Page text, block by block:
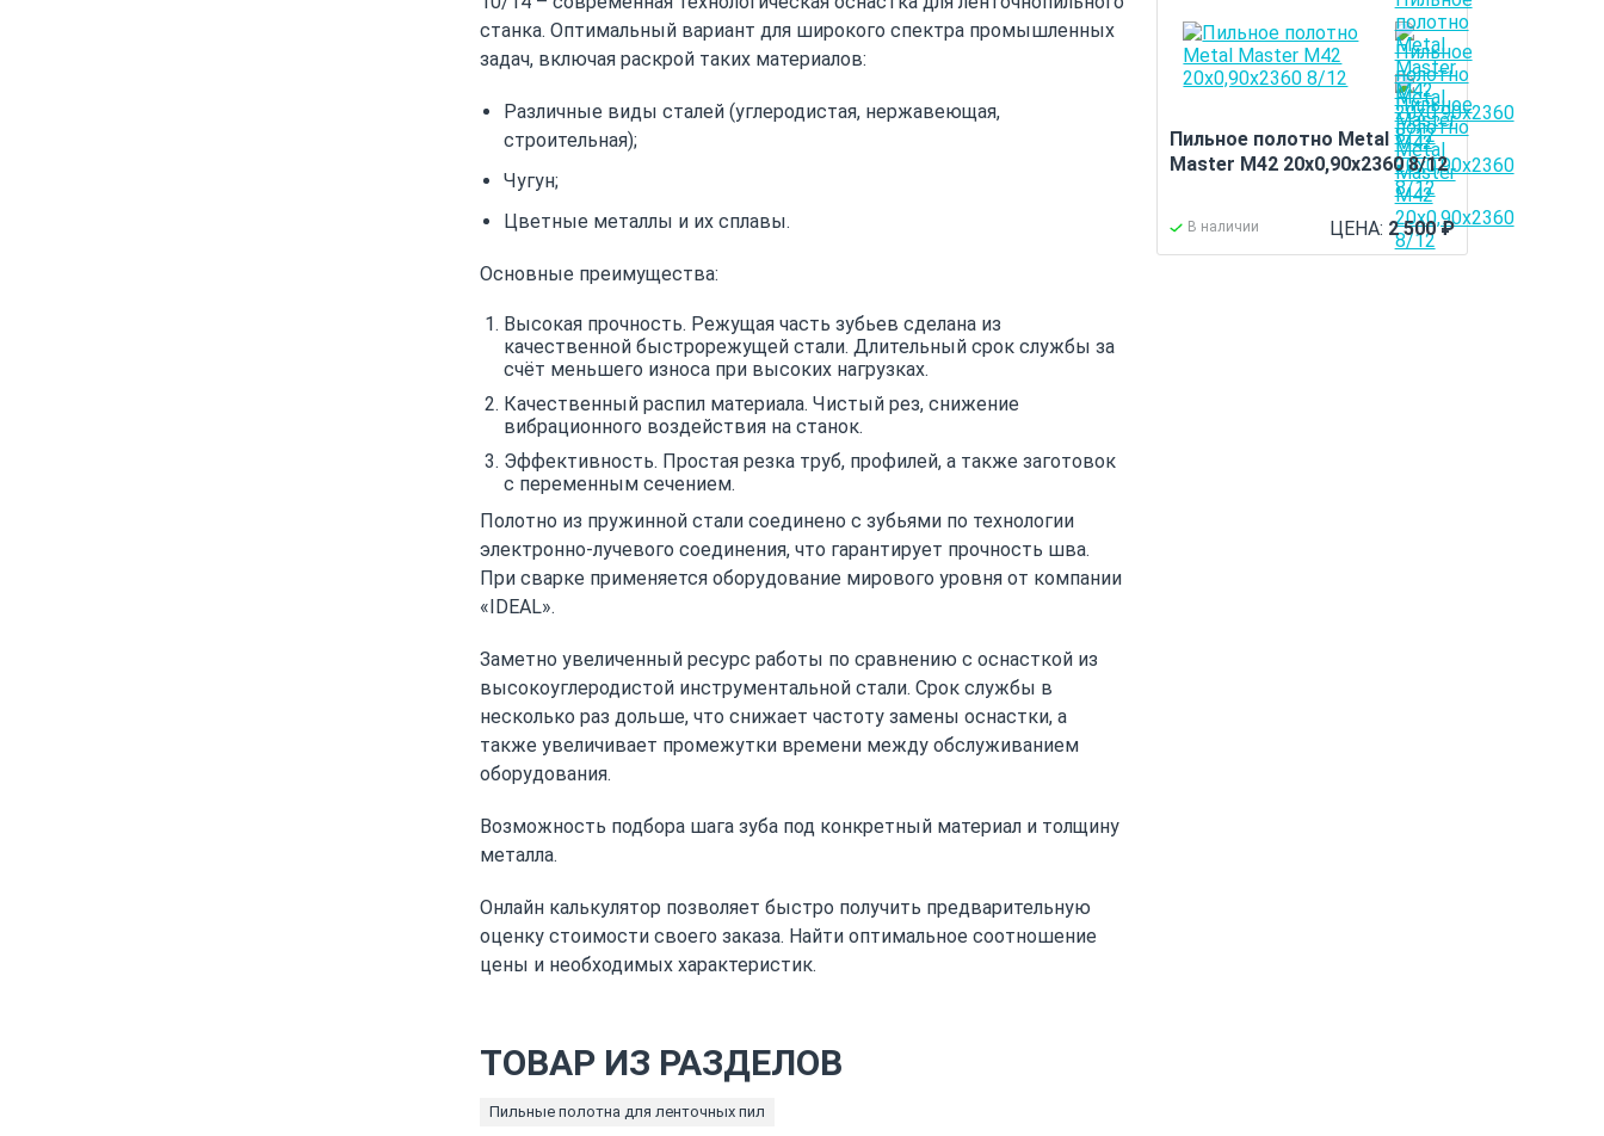
Пильное полотно Metal
Master M42 20x0,90x2360 8/12
В наличии ЦЕНА: 2 500₽
станка. Оптимальный вариант для широкого спектра промышленных
задач, включая раскрой таких материалов:
Различные виды сталей (углеродистая, нержавеющая,
строительная);
Чугун;
Цветные металлы и их сплавы.
Основные преимущества:
Высокая прочность. Режущая часть зубьев сделана из
качественной быстрорежущей стали. Длительный срок службы за
счёт меньшего износа при высоких нагрузках.
Качественный распил материала. Чистый рез, снижение
вибрационного воздействия на станок.
Эффективность. Простая резка труб, профилей, а также заготовок
с переменным сечением.
Полотно из пружинной стали соединено с зубьями по технологии
электронно-лучевого соединения, что гарантирует прочность шва.
При сварке применяется оборудование мирового уровня от компании
«IDEAL».
Заметно увеличенный ресурс работы по сравнению с оснасткой из
высокоуглеродистой инструментальной стали. Срок службы в
несколько раз дольше, что снижает частоту замены оснастки, а
также увеличивает промежутки времени между обслуживанием
оборудования.
Возможность подбора шага зуба под конкретный материал и толщину
металла.
Онлайн калькулятор позволяет быстро получить предварительную
оценку стоимости своего заказа. Найти оптимальное соотношение
цены и необходимых характеристик.
ТОВАР ИЗ РАЗДЕЛОВ
Пильные полотна для ленточных пил